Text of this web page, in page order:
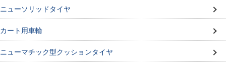
ニューソリッドタイヤ
カート用車輪
ニューマチック型クッションタイヤ